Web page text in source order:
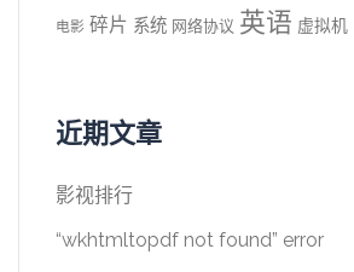
电影 碎片 系统 网络协议 英语 虚拟机
近期文章
影视排行
“wkhtmltopdf not found” error